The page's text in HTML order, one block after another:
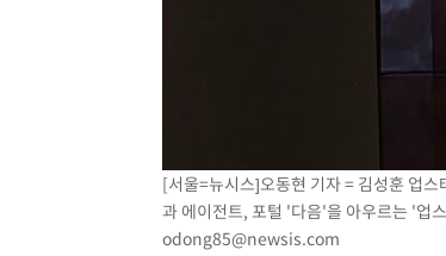
"여기 떨어졌다"…다누리, 스페이스X 로켓
손흥민, 5경기 연속골 실패…LAFC는 승부
[속보]산업장관 "李정부, 원전 반대 안해…
[속보]경찰, '홍명보 선임 논란' 대한축구협
[서울=뉴시스]오동현 기자 = 김성훈 업
과 에이전트, 포털 '다음'을 아우르는 '업
odong85@newsis.com